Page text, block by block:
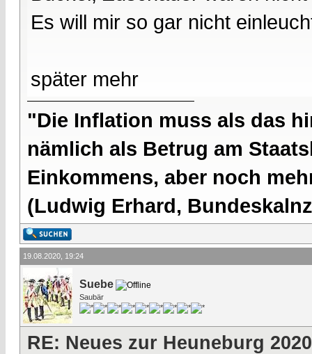
Es will mir so gar nicht
später mehr
"Die Inflation muss als das
nämlich als Betrug am
Einkommens, aber noch
(Ludwig Erhard,
19.08.2020, 19:24
Suebe
Saubär
RE: Neues zur Heuneburg 2020